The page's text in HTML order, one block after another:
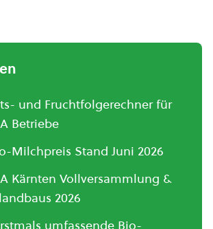
und Fruchtfolgerechner für
Betriebe
Milchpreis Stand Juni 2026
Kärnten Vollversammlung &
2026
umfassende Bio-